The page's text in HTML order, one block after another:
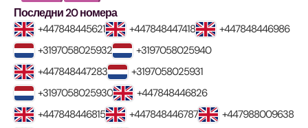
Последни 20 номера
+447848445621 +447848447418
+447848446986
+3197058025932
+3197058025940
+447848447283
+3197058025931
+3197058025930
+447848446826
+447848446815
+447848446787
+447988009638